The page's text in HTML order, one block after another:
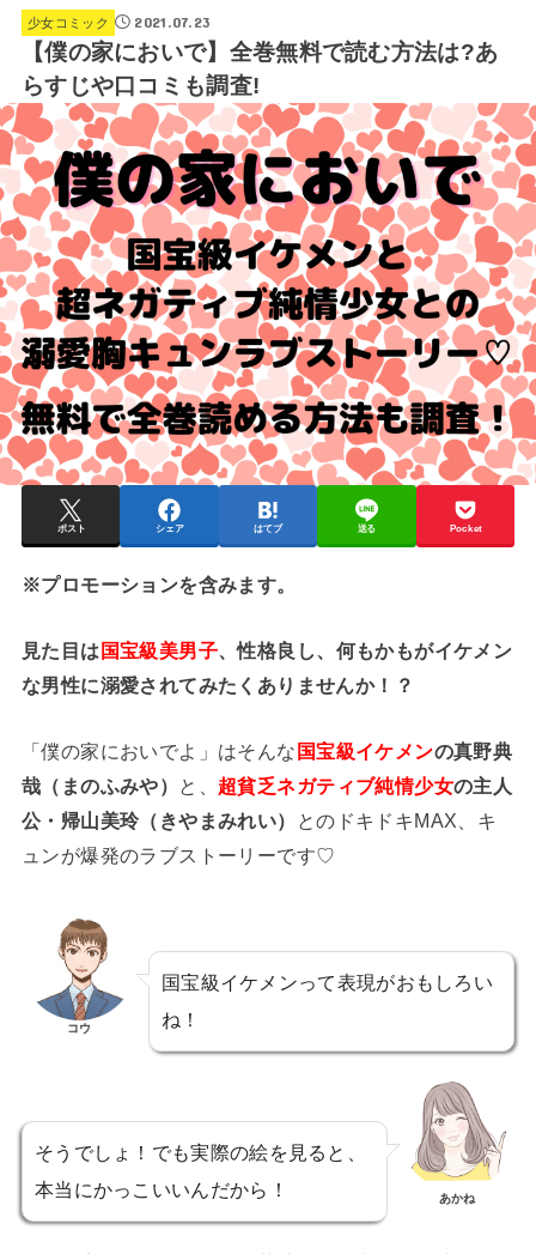
少女コミック 2021.07.23
【僕の家においで】全巻無料で読む方法は?あ
らすじや口コミも調査!
ポスト シェア はてブ 送る Pocket
※プロモーションを含みます。
見た目は 国宝級美男子、性格良し、何もかもがイケメン
な男性に溺愛されてみたくありませんか！？
「僕の家においでよ」はそんな 国宝級イケメンの真野典
哉（まのふみや） と、 超貧乏ネガティブ純情少女の主人
公・帰山美玲（きやまみれい）
とのドキドキMAX、キ
ュンが爆発のラブストーリーです♡
コウ
国宝級イケメンって表現がおもしろい
ね！
そうでしょ！でも実際の絵を見ると、
本当にかっこいいんだから！
あかね